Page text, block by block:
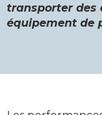
transporter des
équipement de